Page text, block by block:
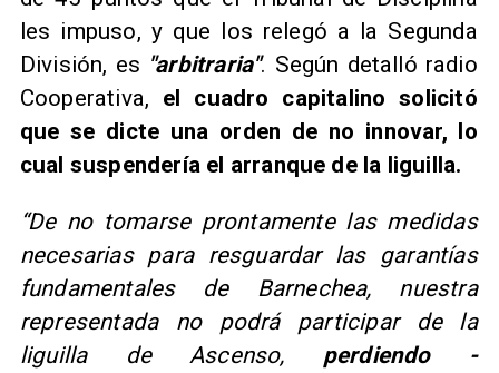
les impuso, y que los relegó a la Segunda
División, es "arbitraria". Según detalló radio
Cooperativa, el cuadro capitalino solicitó
que se dicte una orden de no innovar, lo
cual suspendería el arranque de la liguilla.
“De no tomarse prontamente las medidas
necesarias para resguardar las garantías
fundamentales de Barnechea, nuestra
representada no podrá participar de la
liguilla de Ascenso, perdiendo -